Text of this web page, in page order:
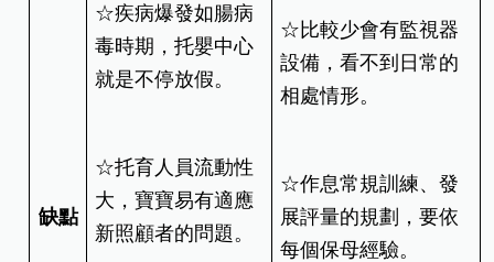
缺點
☆疾病爆發如腸病
毒時期，托嬰中心
就是不停放假。
☆托育人員流動性
大，寶寶易有適應
新照顧者的問題。
☆比較少會有監視器
設備，看不到日常的
相處情形。
☆作息常規訓練、發
展評量的規劃，要依
每個保母經驗。